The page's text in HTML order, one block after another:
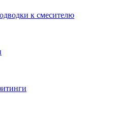
к смесителю